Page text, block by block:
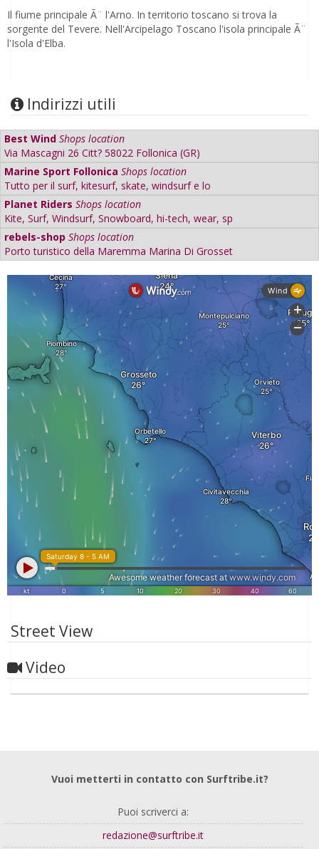
Il fiume principale Ã¨ l'Arno. In territorio toscano si trova la
sorgente del Tevere. Nell'Arcipelago Toscano l'isola principale Ã¨
l'Isola d'Elba.
Indirizzi utili
Best Wind Shops location
Via Mascagni 26 Citt? 58022 Follonica (GR)
Marine Sport Follonica Shops location
Tutto per il surf, kitesurf, skate, windsurf e lo
Planet Riders Shops location
Kite, Surf, Windsurf, Snowboard, hi-tech, wear, sp
rebels-shop Shops location
Porto turistico della Maremma Marina Di Grosset
Street View
Video
Vuoi metterti in contatto con Surftribe.it?
Puoi scriverci a:
redazione@surftribe.it